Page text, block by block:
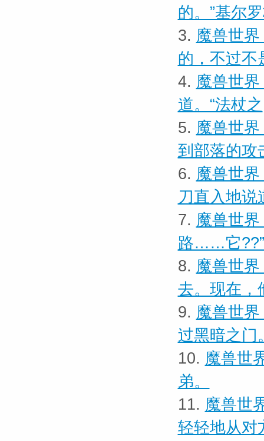
的。”基尔
3. 魔兽世
的，不过不
4. 魔兽世
道。“法杖之
5. 魔兽世
到部落的攻
6. 魔兽世
刀直入地说
7. 魔兽世
路……它
8. 魔兽世
去。现在，
9. 魔兽世
过黑暗之门
10. 魔兽世
弟。
11. 魔兽世
轻轻地从对